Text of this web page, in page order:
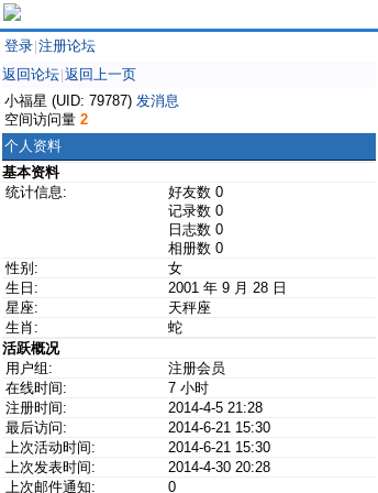
登录 注册论坛
返回论坛 返回上一页
小福星 (UID: 79787) 发消息
空间访问量 2
个人资料
基本资料
统计信息:
好友数 0
记录数 0
日志数 0
相册数 0
性别:
女
生日:
2001 年 9 月 28 日
星座:
天秤座
生肖:
蛇
活跃概况
用户组:
注册会员
在线时间:
7 小时
注册时间:
2014-4-5 21:28
最后访问:
2014-6-21 15:30
上次活动时间:
2014-6-21 15:30
上次发表时间:
2014-4-30 20:28
上次邮件通知:
0